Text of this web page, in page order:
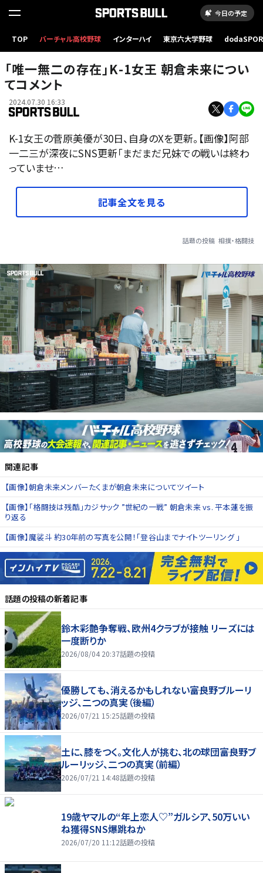
今日の予定
TOP バーチャル高校野球 インターハイ 東京六大学野球
「唯一無二の存在」K-1女王 朝倉未来につい
てコメント
2024.07.30 16:33
K-1女王の菅原美優が30日、自身のXを更新。【画像】阿部
一二三が深夜にSNS更新「まだまだ兄妹での戦いは終わ
っていませ…
記事全文を見る
話題の投稿 相撲・格闘技
関連記事
【画像】朝倉未来メンバーたくまが朝倉未来についてツイート
【画像】「格闘技は残酷」カジサック ”世紀の一戦” 朝倉未来 vs. 平本蓮を振
り返る
【画像】魔裟斗 約30年前の写真を公開！「登谷山までナイトツーリング 」
話題の投稿の新着記事
鈴木彩艶争奪戦、欧州4クラブが接触 リーズには
一度断りか
2026/08/04 20:37話題の投稿
優勝しても、消えるかもしれない――富良野ブルーリ
ッジ、二つの真実（後編）
2026/07/21 15:25話題の投稿
土に、膝をつく。文化人が挑む、北の球団――富良野ブ
ルーリッジ、二つの真実（前編）
2026/07/21 14:48話題の投稿
19歳ヤマルの“年上恋人♡”ガルシア、50万いい
ね獲得SNS爆跳ねか
2026/07/20 11:12話題の投稿